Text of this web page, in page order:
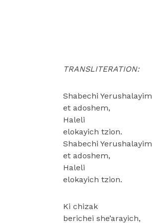
TRANSLITERATION:
Shabechi Yerushalayim
et adoshem,
Haleli
elokayich tzion.
Shabechi Yerushalayim
et adoshem,
Haleli
elokayich tzion.
Ki chizak
berichei she’arayich,